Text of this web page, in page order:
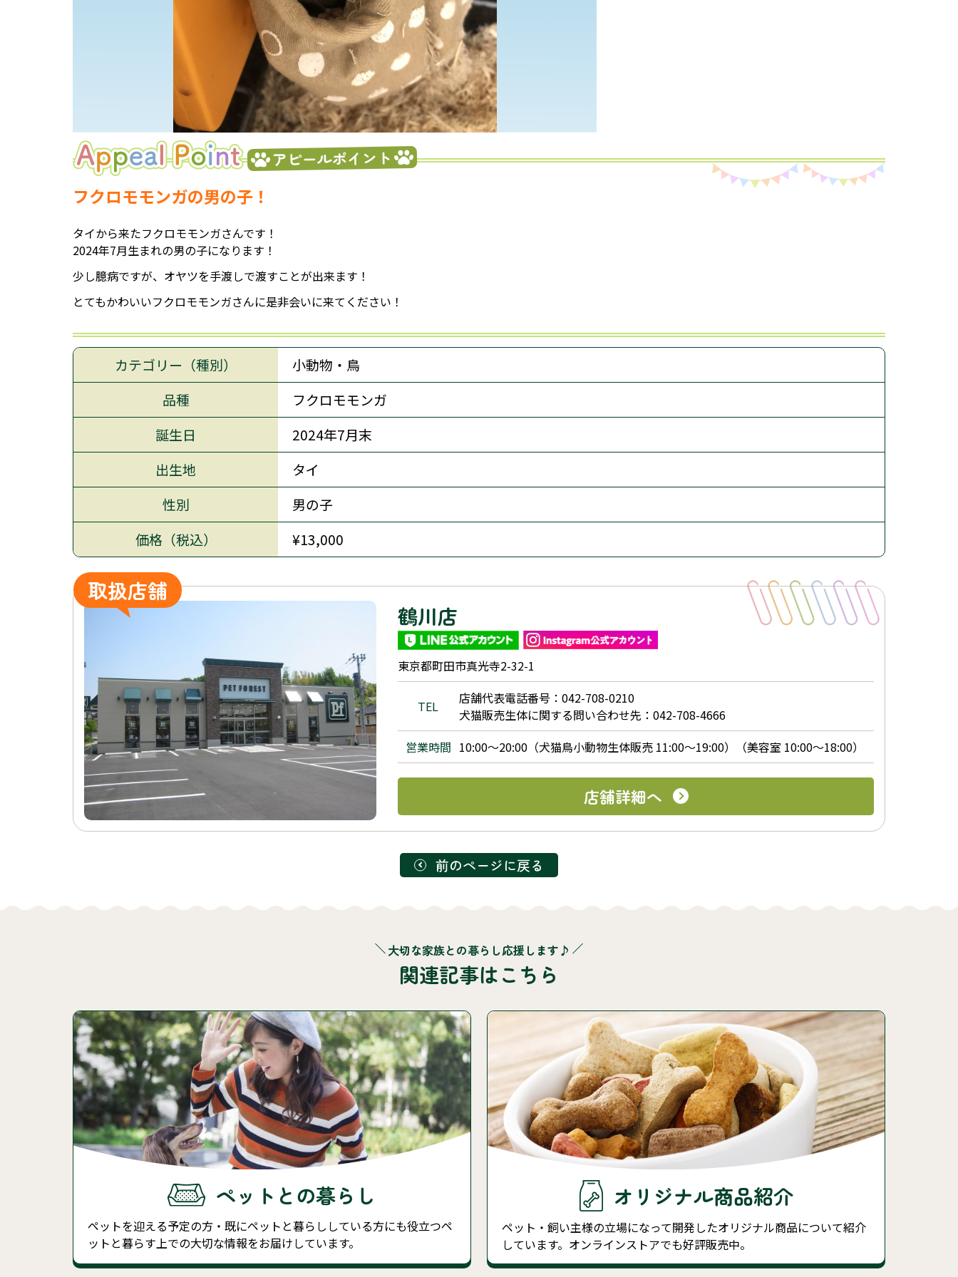
アピールポイント
フクロモモンガの男の子！
タイから来たフクロモモンガさんです！
2024年7月生まれの男の子になります！
少し臆病ですが、オヤツを手渡しで渡すことが出来ます！
とてもかわいいフクロモモンガさんに是非会いに来てください！
カテゴリー（種別）
小動物・鳥
品種
フクロモモンガ
誕生日
2024年7月末
出生地
タイ
性別
男の子
価格（税込）
¥13,000
取扱店舗
鶴川店
東京都町田市真光寺2-32-1
TEL
店舗代表電話番号：042-708-0210
犬猫販売生体に関する問い合わせ先：042-708-4666
営業時間 10:00～20:00（犬猫鳥小動物生体販売 11:00～19:00）（美容室 10:00～18:00）
店舗詳細へ
前のページに戻る
大切な家族との暮らし応援します♪
関連記事はこちら
ペットとの暮らし
ペットを迎える予定の方・既にペットと暮らししている方にも役立つペ
ットと暮らす上での大切な情報をお届けしています。
オリジナル商品紹介
ペット・飼い主様の立場になって開発したオリジナル商品について紹介
しています。オンラインストアでも好評販売中。